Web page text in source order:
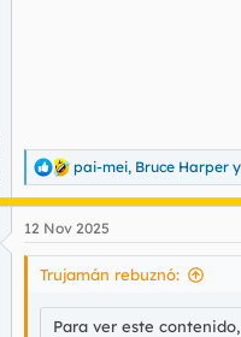
R
e
a
c
c
n
pai-mei, Bruce Harper y
12 Nov 2025
Trujamán rebuznó:
Para ver este